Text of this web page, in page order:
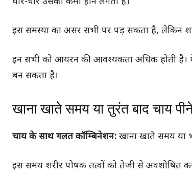
इस समस्या का असर सभी पर पड़ सकता है, लेकिन
इन सभी को आयरन की आवश्यकता अधिक होती है।
बन सकता है।
खाना खाते समय या तुरंत बाद चाय
चाय के साथ गलत कॉम्बिनेशन: खाना खाते समय या
इस समय शरीर पोषक तत्वों को तेजी से अवशोषित